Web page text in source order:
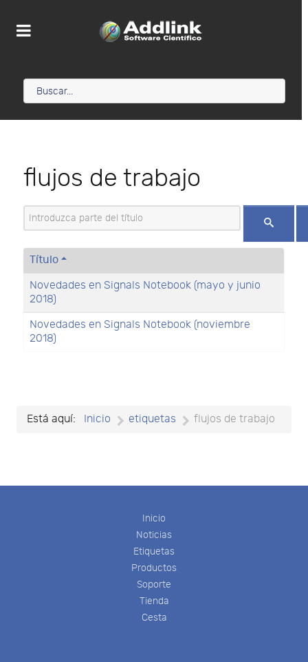
flujos de trabajo
Introduzca parte del título
Título
Novedades en Signals Notebook (mayo y junio
2018)
Novedades en Signals Notebook (noviembre
2018)
Está aquí: Inicio etiquetas flujos de trabajo
Inicio
Noticias
Etiquetas
Productos
Soporte
Tienda
Cesta